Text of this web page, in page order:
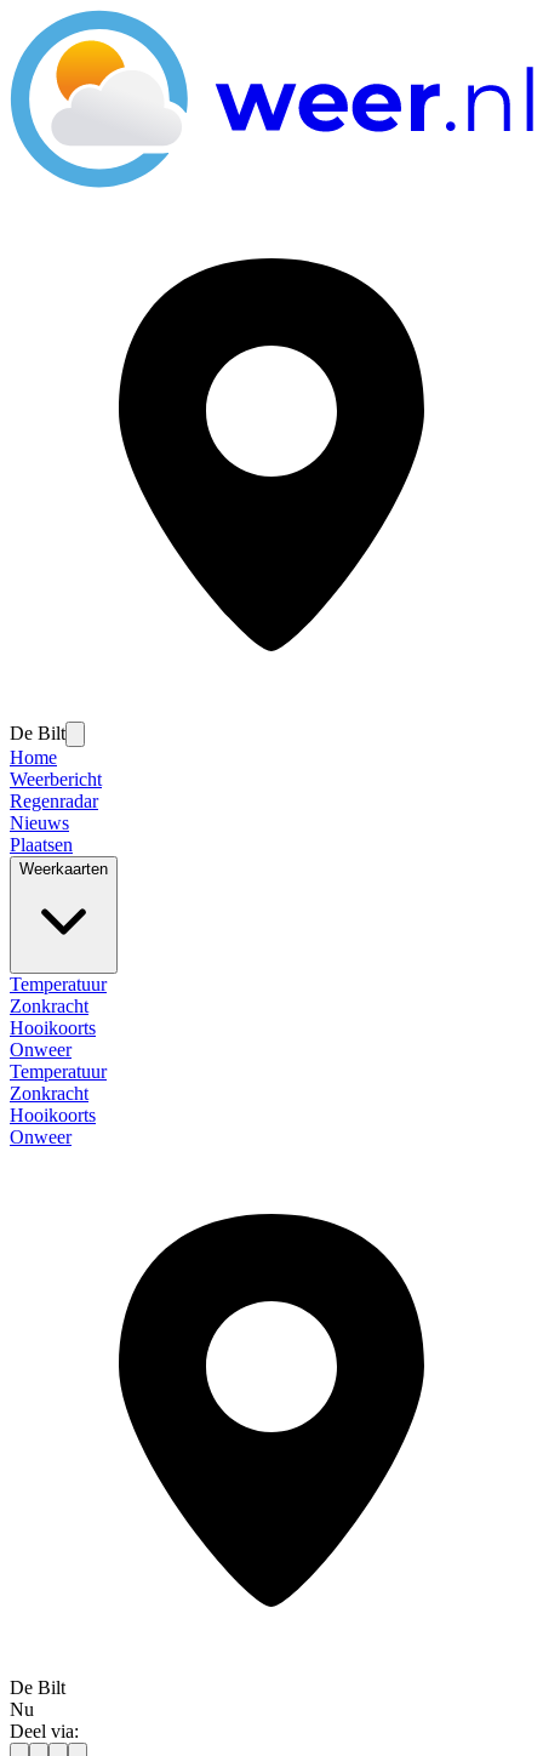
De Bilt
Home
Weerbericht
Regenradar
Nieuws
Plaatsen
Weerkaarten
Temperatuur
Zonkracht
Hooikoorts
Onweer
Temperatuur
Zonkracht
Hooikoorts
Onweer
De Bilt
Nu
Deel via: